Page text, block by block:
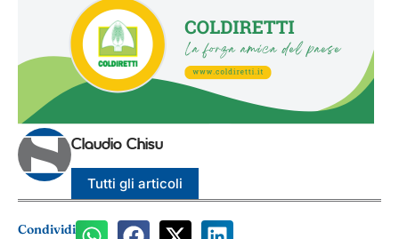
Claudio Chisu
Tutti gli articoli
Condividi